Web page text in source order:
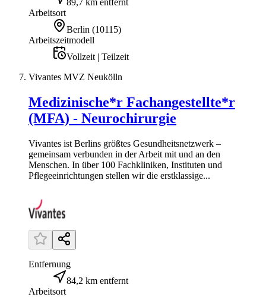
Arbeitsort
Berlin (10115)
Arbeitszeitmodell
Vollzeit | Teilzeit
Vivantes MVZ Neukölln
Medizinische*r Fachangestellte*r
(MFA) - Neurochirurgie
Vivantes ist Berlins größtes Gesundheitsnetzwerk –
gemeinsam verbunden in der Arbeit mit und an den
Menschen. In über 100 Fachkliniken, Instituten und
Pflegeeinrichtungen stellen wir die erstklassige...
Entfernung
84,2 km entfernt
Arbeitsort